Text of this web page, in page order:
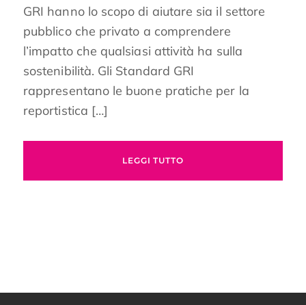
GRI hanno lo scopo di aiutare sia il settore
pubblico che privato a comprendere
l’impatto che qualsiasi attività ha sulla
sostenibilità. Gli Standard GRI
rappresentano le buone pratiche per la
reportistica […]
LEGGI TUTTO